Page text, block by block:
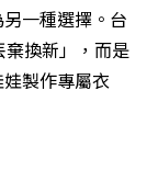
一種選擇。台
換新」，而是
製作專屬衣